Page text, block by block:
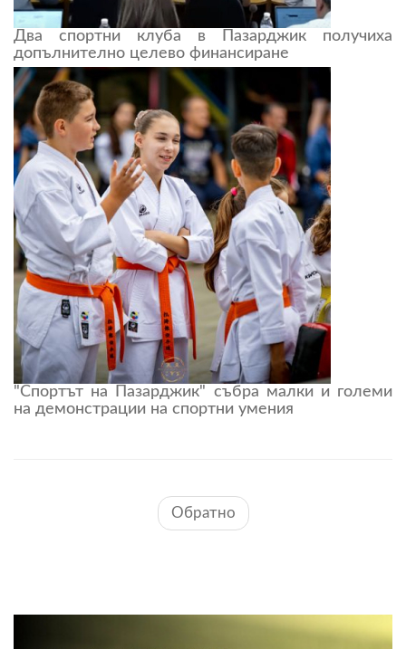
Два спортни клуба в Пазарджик получиха
допълнително целево финансиране
"Спортът на Пазарджик" събра малки и големи
на демонстрации на спортни умения
Обратно